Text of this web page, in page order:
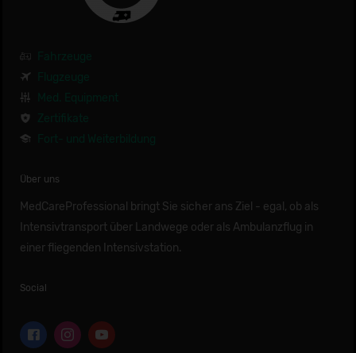
Über uns
MedCareProfessional bringt Sie sicher ans Ziel - egal, ob als
Intensivtransport über Landwege oder als Ambulanzflug in
einer fliegenden Intensivstation.
Social